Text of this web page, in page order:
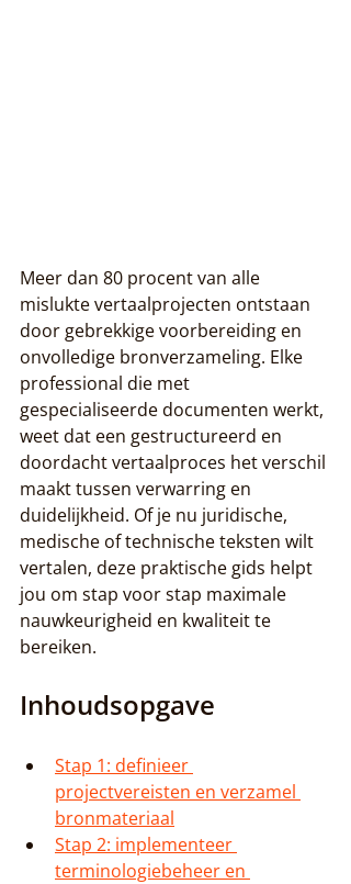
Meer dan 80 procent van alle
mislukte vertaalprojecten ontstaan
door gebrekkige voorbereiding en
onvolledige bronverzameling. Elke
professional die met
gespecialiseerde documenten werkt,
weet dat een gestructureerd en
doordacht vertaalproces het verschil
maakt tussen verwarring en
duidelijkheid. Of je nu juridische,
medische of technische teksten wilt
vertalen, deze praktische gids helpt
jou om stap voor stap maximale
nauwkeurigheid en kwaliteit te
bereiken.
Inhoudsopgave
Stap 1: definieer
projectvereisten en verzamel
bronmateriaal
Stap 2: implementeer
terminologiebeheer en